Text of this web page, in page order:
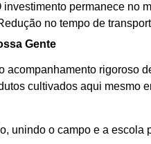
investimento permanece no
no tempo de
Gente
acompanhamento rigoroso
cultivados aqui mesmo
unindo o campo e a escola